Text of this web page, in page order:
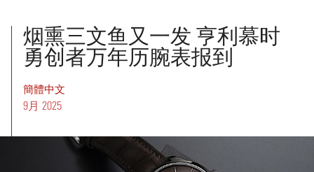
烟熏三文鱼又一发 亨利慕时
勇创者万年历腕表报到
簡體中文
9月 2025